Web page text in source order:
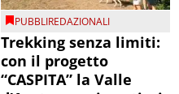
PUBBLIREDAZIONALI
Trekking senza limiti:
con il progetto
“CASPITA” la Valle